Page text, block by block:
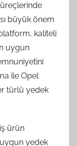
büyük önem
kaliteli
uygun
ile Opel
türlü yedek
ürün
yedek